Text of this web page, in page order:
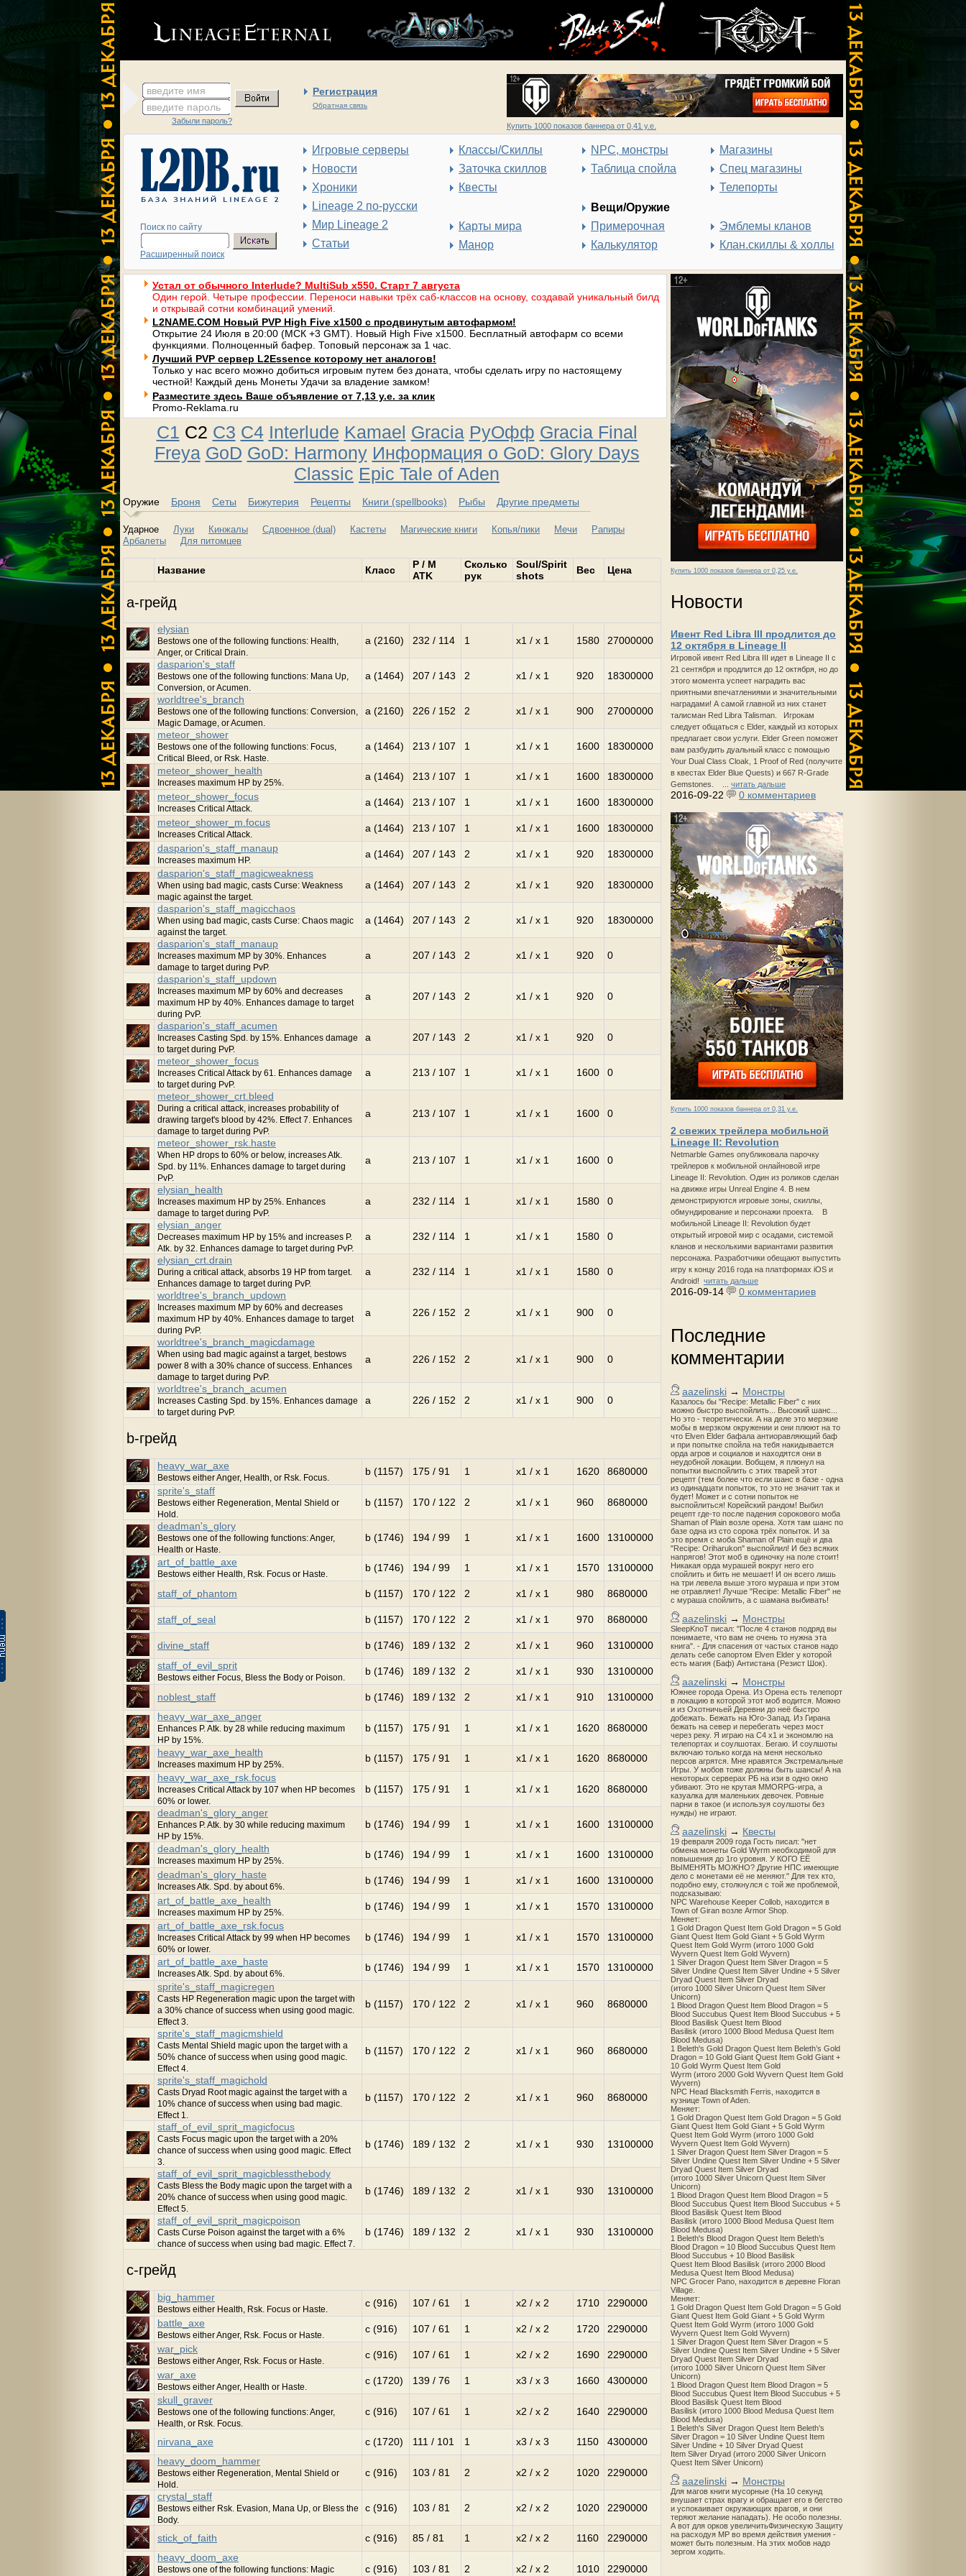
введите имя Регистрация
Обратная связь
введите пароль
Забыли пароль?
Купить 1000 показов баннера от 0,41 у.е.
Поиск по сайту
Расширенный поиск
Игровые серверы
Новости
Хроники
Lineage 2 по-русски
Мир Lineage 2
Статьи
Классы/Скиллы
Заточка скиллов
Квесты
Карты мира
Манор
NPC, монстры
Таблица спойла
Вещи/Оружие
Примерочная
Калькулятор
Магазины
Спец магазины
Телепорты
Эмблемы кланов
Клан.скиллы & холлы
Купить 1000 показов баннера от 0,25 у.е.
Новости
Ивент Red Libra III продлится до
12 октября в Lineage II
Игровой ивент Red Libra III идет в Lineage II с
21 сентября и продлится до 12 октября, но до
этого момента успеет наградить вас
приятными впечатлениями и значительными
наградами! А самой главной из них станет
талисман Red Libra Talisman. Игрокам
следует общаться с Elder, каждый из которых
предлагает свои услуги. Elder Green поможет
вам разбудить дуальный класс с помощью
Your Dual Class Cloak, 1 Proof of Red (получите
в квестах Elder Blue Quests) и 667 R-Grade
Gemstones. ... читать дальше
2016-09-22 0 комментариев
Купить 1000 показов баннера от 0,31 у.е.
2 свежих трейлера мобильной
Lineage II: Revolution
Netmarble Games опубликовала парочку
трейлеров к мобильной онлайновой игре
Lineage II: Revolution. Один из роликов сделан
на движке игры Unreal Engine 4. В нем
демонстрируются игровые зоны, скиллы,
обмундирование и персонажи проекта. В
мобильной Lineage II: Revolution будет
открытый игровой мир с осадами, системой
кланов и несколькими вариантами развития
персонажа. Разработчики обещают выпустить
игру к концу 2016 года на платформах iOS и
Android! читать дальше
2016-09-14 0 комментариев
Последние
комментарии
aazelinski → Монстры
Казалось бы "Recipe: Metallic Fiber" с них
можно быстро выспойлить... Высокий шанс...
Но это - теоретически. А на деле это мерзкие
мобы в мерзком окружении и они плюют на то
что Elven Elder бафала антиоравляющий баф
и при попытке спойла на тебя накидывается
орда агров и социалов и находятся они в
неудобной локации. Вобщем, я плюнул на
попытки выспойлить с этих тварей этот
рецепт (тем более что если шанс в базе - одна
из одинадцати попыток, то это не значит так и
будет! Может и с сотни попыток не
выспойлиться! Корейский рандом! Выбил
рецепт где-то после падения сорокового моба
Shaman of Plain возле орена. Хотя там шанс по
базе одна из сто сорока трёх попыток. И за
это время с моба Shaman of Plain ещё и два
"Recipe: Oriharukon" выспойлил! И без всяких
напрягов! Этот моб в одиночку на поле стоит!
Никакая орда мурашей вокруг него его
спойлить и бить не мешает! И он всего лишь
на три левела выше этого мураша и при этом
не отравляет! Лучше "Recipe: Metallic Fiber" не
с мураша спойлить, а с шамана выбивать!
aazelinski → Монстры
SleepKnoT писал: "После 4 станов подряд вы
понимаете, что вам не очень то нужна эта
книга". - Для спасения от частых станов надо
делать себе сапортом Elven Elder у которой
есть магия (Баф) Антистана (Резист Шок).
aazelinski → Монстры
Южнее города Орена. Из Орена есть телепорт
в локацию в которой этот моб водится. Можно
и из Охотничьей Деревни до неё быстро
добежать. Бежать на Юго-Запад. Из Гирана
бежать на север и перебегать через мост
через реку. Я играю на С4 х1 и экономлю на
телепортах и соулшотах. Бегаю. И соулшоты
включаю только когда на меня несколько
персов агрятся. Мне нравятся Экстремальные
Игры. У мобов тоже должны быть шансы! А на
некоторых серверах РБ на изи в одно окно
убивают. Это не крутая MMORPG-игра, а
казуалка для маленьких девочек. Ровные
парни в такое (и используя соулшоты без
нужды) не играют.
aazelinski → Квесты
19 февраля 2009 года Гость писал: "нет
обмена монеты Gold Wyrm необходимой для
повышения до 1го уровня. У КОГО ЕЁ
ВЫМЕНЯТЬ МОЖНО? Другие НПС имеющие
дело с монетами её не меняют." Для тех кто,
подобно ему, столкнулся с той же проблемой,
подсказываю:
NPC Warehouse Keeper Collob, находится в
Town of Giran возле Armor Shop.
Меняет:
1 Gold Dragon Quest Item Gold Dragon = 5 Gold
Giant Quest Item Gold Giant + 5 Gold Wyrm
Quest Item Gold Wyrm (итого 1000 Gold
Wyvern Quest Item Gold Wyvern)
1 Silver Dragon Quest Item Silver Dragon = 5
Silver Undine Quest Item Silver Undine + 5 Silver
Dryad Quest Item Silver Dryad
(итого 1000 Silver Unicorn Quest Item Silver
Unicorn)
1 Blood Dragon Quest Item Blood Dragon = 5
Blood Succubus Quest Item Blood Succubus + 5
Blood Basilisk Quest Item Blood
Basilisk (итого 1000 Blood Medusa Quest Item
Blood Medusa)
1 Beleth's Gold Dragon Quest Item Beleth’s Gold
Dragon = 10 Gold Giant Quest Item Gold Giant +
10 Gold Wyrm Quest Item Gold
Wyrm (итого 2000 Gold Wyvern Quest Item Gold
Wyvern)
NPC Head Blacksmith Ferris, находится в
кузнице Town of Aden.
Меняет:
1 Gold Dragon Quest Item Gold Dragon = 5 Gold
Giant Quest Item Gold Giant + 5 Gold Wyrm
Quest Item Gold Wyrm (итого 1000 Gold
Wyvern Quest Item Gold Wyvern)
1 Silver Dragon Quest Item Silver Dragon = 5
Silver Undine Quest Item Silver Undine + 5 Silver
Dryad Quest Item Silver Dryad
(итого 1000 Silver Unicorn Quest Item Silver
Unicorn)
1 Blood Dragon Quest Item Blood Dragon = 5
Blood Succubus Quest Item Blood Succubus + 5
Blood Basilisk Quest Item Blood
Basilisk (итого 1000 Blood Medusa Quest Item
Blood Medusa)
1 Beleth's Blood Dragon Quest Item Beleth’s
Blood Dragon = 10 Blood Succubus Quest Item
Blood Succubus + 10 Blood Basilisk
Quest Item Blood Basilisk (итого 2000 Blood
Medusa Quest Item Blood Medusa)
NPC Grocer Pano, находится в деревне Floran
Village.
Меняет:
1 Gold Dragon Quest Item Gold Dragon = 5 Gold
Giant Quest Item Gold Giant + 5 Gold Wyrm
Quest Item Gold Wyrm (итого 1000 Gold
Wyvern Quest Item Gold Wyvern)
1 Silver Dragon Quest Item Silver Dragon = 5
Silver Undine Quest Item Silver Undine + 5 Silver
Dryad Quest Item Silver Dryad
(итого 1000 Silver Unicorn Quest Item Silver
Unicorn)
1 Blood Dragon Quest Item Blood Dragon = 5
Blood Succubus Quest Item Blood Succubus + 5
Blood Basilisk Quest Item Blood
Basilisk (итого 1000 Blood Medusa Quest Item
Blood Medusa)
1 Beleth's Silver Dragon Quest Item Beleth’s
Silver Dragon = 10 Silver Undine Quest Item
Silver Undine + 10 Silver Dryad Quest
Item Silver Dryad (итого 2000 Silver Unicorn
Quest Item Silver Unicorn)
aazelinski → Монстры
Для магов книги мусорные (На 10 секунд
внушает страх врагу и обращает его в бегство
и успокаивает окружающих врагов, и они
теряют желание нападать). Не особо полезны.
А вот для орков увеличитьФизическую Защиту
на расходуя MP во время действия умения -
может быть полезным. На этих мобов надо
зергом ходить.
Устал от обычного Interlude? MultiSub x550. Старт 7 августа
Один герой. Четыре профессии. Переноси навыки трёх саб-классов на основу, создавай уникальный билд
и открывай сотни комбинаций умений.
L2NAME.COM Новый PVP High Five x1500 с продвинутым автофармом!
Открытие 24 Июля в 20:00 (МСК +3 GMT). Новый High Five x1500. Бесплатный автофарм со всеми
функциями. Полноценный бафер. Топовый персонаж за 1 час.
Лучший PVP сервер L2Essence которому нет аналогов!
Только у нас всего можно добиться игровым путем без доната, чтобы сделать игру по настоящему
честной! Каждый день Монеты Удачи за владение замком!
Разместите здесь Ваше объявление от 7,13 у.е. за клик
Promo-Reklama.ru
C1 C2 C3 C4 Interlude Kamael Gracia РуОфф Gracia Final
Freya GoD GoD: Harmony Информация о GoD: Glory Days
Classic Epic Tale of Aden
Оружие Броня Сеты Бижутерия Рецепты Книги (spellbooks) Рыбы Другие предметы
Ударное Луки Кинжалы Сдвоенное (dual) Кастеты Магические книги Копья/пики Мечи
Рапиры
Арбалеты
Для питомцев
Название Класс
P / M
ATK
Сколько
рук
Soul/Spirit
shots
Вес Цена
a-грейд
elysian
Bestows one of the following functions: Health,
Anger, or Critical Drain.
a (2160) 232 / 114 1 x1 / x 1 1580 27000000
dasparion's_staff
Bestows one of the following functions: Mana Up,
Conversion, or Acumen.
a (1464) 207 / 143 2 x1 / x 1 920 18300000
worldtree's_branch
Bestows one of the following functions: Conversion,
Magic Damage, or Acumen.
a (2160) 226 / 152 2 x1 / x 1 900 27000000
meteor_shower
Bestows one of the following functions: Focus,
Critical Bleed, or Rsk. Haste.
a (1464) 213 / 107 1 x1 / x 1 1600 18300000
meteor_shower_health
Increases maximum HP by 25%.
a (1464) 213 / 107 1 x1 / x 1 1600
18300000
meteor_shower_focus
Increases Critical Attack.
a (1464) 213 / 107 1 x1 / x 1 1600
18300000
meteor_shower_m.focus
Increases Critical Attack.
a (1464) 213 / 107 1 x1 / x 1 1600
18300000
dasparion's_staff_manaup
Increases maximum HP.
a (1464) 207 / 143 2 x1 / x 1 920
18300000
dasparion's_staff_magicweakness
When using bad magic, casts Curse: Weakness
magic against the target.
a (1464) 207 / 143 2 x1 / x 1 920 18300000
dasparion's_staff_magicchaos
When using bad magic, casts Curse: Chaos magic
against the target.
a (1464) 207 / 143 2 x1 / x 1 920 18300000
dasparion's_staff_manaup
Increases maximum MP by 30%. Enhances
damage to target during PvP.
a 207 / 143 2 x1 / x 1 920 0
dasparion's_staff_updown
Increases maximum MP by 60% and decreases
maximum HP by 40%. Enhances damage to target
during PvP.
a 207 / 143 2 x1 / x 1 920 0
dasparion's_staff_acumen
Increases Casting Spd. by 15%. Enhances damage
to target during PvP.
a 207 / 143 2 x1 / x 1 920 0
meteor_shower_focus
Increases Critical Attack by 61. Enhances damage
to target during PvP.
a 213 / 107 1 x1 / x 1 1600 0
meteor_shower_crt.bleed
During a critical attack, increases probability of
drawing target's blood by 42%. Effect 7. Enhances
damage to target during PvP.
a 213 / 107 1 x1 / x 1 1600 0
meteor_shower_rsk.haste
When HP drops to 60% or below, increases Atk.
Spd. by 11%. Enhances damage to target during
PvP.
a 213 / 107 1 x1 / x 1 1600 0
elysian_health
Increases maximum HP by 25%. Enhances
damage to target during PvP.
a 232 / 114 1 x1 / x 1 1580 0
elysian_anger
Decreases maximum HP by 15% and increases P.
Atk. by 32. Enhances damage to target during PvP.
a 232 / 114 1 x1 / x 1 1580 0
elysian_crt.drain
During a critical attack, absorbs 19 HP from target.
Enhances damage to target during PvP.
a 232 / 114 1 x1 / x 1 1580 0
worldtree's_branch_updown
Increases maximum MP by 60% and decreases
maximum HP by 40%. Enhances damage to target
during PvP.
a 226 / 152 2 x1 / x 1 900 0
worldtree's_branch_magicdamage
When using bad magic against a target, bestows
power 8 with a 30% chance of success. Enhances
damage to target during PvP.
a 226 / 152 2 x1 / x 1 900 0
worldtree's_branch_acumen
Increases Casting Spd. by 15%. Enhances damage
to target during PvP.
a 226 / 152 2 x1 / x 1 900 0
b-грейд
heavy_war_axe
Bestows either Anger, Health, or Rsk. Focus.
b (1157) 175 / 91 1 x1 / x 1 1620
8680000
sprite's_staff
Bestows either Regeneration, Mental Shield or
Hold.
b (1157) 170 / 122 2 x1 / x 1 960 8680000
deadman's_glory
Bestows one of the following functions: Anger,
Health or Haste.
b (1746) 194 / 99 1 x1 / x 1 1600 13100000
art_of_battle_axe
Bestows either Health, Rsk. Focus or Haste.
b (1746) 194 / 99 1 x1 / x 1 1570 13100000
staff_of_phantom b (1157) 170 / 122 2 x1 / x 1 980 8680000
staff_of_seal b (1157) 170 / 122 2 x1 / x 1 970 8680000
divine_staff b (1746) 189 / 132 2 x1 / x 1 960
13100000
staff_of_evil_sprit
Bestows either Focus, Bless the Body or Poison.
b (1746) 189 / 132 2 x1 / x 1 930 13100000
noblest_staff b (1746) 189 / 132 2 x1 / x 1 910
13100000
heavy_war_axe_anger
Enhances P. Atk. by 28 while reducing maximum
HP by 15%.
b (1157) 175 / 91 1 x1 / x 1 1620 8680000
heavy_war_axe_health
Increases maximum HP by 25%.
b (1157) 175 / 91 1 x1 / x 1 1620
8680000
heavy_war_axe_rsk.focus
Increases Critical Attack by 107 when HP becomes
60% or lower.
b (1157) 175 / 91 1 x1 / x 1 1620 8680000
deadman's_glory_anger
Enhances P. Atk. by 30 while reducing maximum
HP by 15%.
b (1746) 194 / 99 1 x1 / x 1 1600 13100000
deadman's_glory_health
Increases maximum HP by 25%.
b (1746) 194 / 99 1 x1 / x 1 1600
13100000
deadman's_glory_haste
Increases Atk. Spd. by about 6%.
b (1746) 194 / 99 1 x1 / x 1 1600
13100000
art_of_battle_axe_health
Increases maximum HP by 25%.
b (1746) 194 / 99 1 x1 / x 1 1570
13100000
art_of_battle_axe_rsk.focus
Increases Critical Attack by 99 when HP becomes
60% or lower.
b (1746) 194 / 99 1 x1 / x 1 1570 13100000
art_of_battle_axe_haste
Increases Atk. Spd. by about 6%.
b (1746) 194 / 99 1 x1 / x 1 1570
13100000
sprite's_staff_magicregen
Casts HP Regeneration magic upon the target with
a 30% chance of success when using good magic.
Effect 3.
b (1157) 170 / 122 2 x1 / x 1 960 8680000
sprite's_staff_magicmshield
Casts Mental Shield magic upon the target with a
50% chance of success when using good magic.
Effect 4.
b (1157) 170 / 122 2 x1 / x 1 960 8680000
sprite's_staff_magichold
Casts Dryad Root magic against the target with a
10% chance of success when using bad magic.
Effect 1.
b (1157) 170 / 122 2 x1 / x 1 960 8680000
staff_of_evil_sprit_magicfocus
Casts Focus magic upon the target with a 20%
chance of success when using good magic. Effect
3.
b (1746) 189 / 132 2 x1 / x 1 930 13100000
staff_of_evil_sprit_magicblessthebody
Casts Bless the Body magic upon the target with a
20% chance of success when using good magic.
Effect 5.
b (1746) 189 / 132 2 x1 / x 1 930 13100000
staff_of_evil_sprit_magicpoison
Casts Curse Poison against the target with a 6%
chance of success when using bad magic. Effect 7.
b (1746) 189 / 132 2 x1 / x 1 930 13100000
c-грейд
big_hammer
Bestows either Health, Rsk. Focus or Haste.
c (916) 107 / 61 1 x2 / x 2 1710
2290000
battle_axe
Bestows either Anger, Rsk. Focus or Haste.
c (916) 107 / 61 1 x2 / x 2 1720
2290000
war_pick
Bestows either Anger, Rsk. Focus or Haste.
c (916) 107 / 61 1 x2 / x 2 1690
2290000
war_axe
Bestows either Anger, Health or Haste.
c (1720) 139 / 76 1 x3 / x 3 1660
4300000
skull_graver
Bestows one of the following functions: Anger,
Health, or Rsk. Focus.
c (916) 107 / 61 1 x2 / x 2 1640 2290000
nirvana_axe c (1720) 111 / 101 1 x3 / x 3 1150
4300000
heavy_doom_hammer
Bestows either Regeneration, Mental Shield or
Hold.
c (916) 103 / 81 2 x2 / x 2 1020 2290000
crystal_staff
Bestows either Rsk. Evasion, Mana Up, or Bless the
Body.
c (916) 103 / 81 2 x2 / x 2 1020 2290000
stick_of_faith c (916) 85 / 81 1 x2 / x 2 1160
2290000
heavy_doom_axe
Bestows one of the following functions: Magic c (916) 103 / 81 2 x2 / x 2 1010 2290000